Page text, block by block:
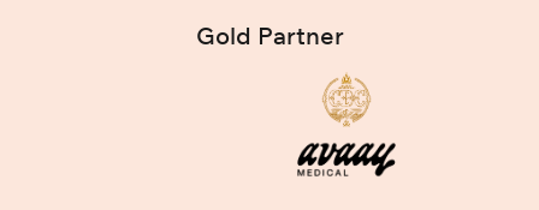
Gold Partner